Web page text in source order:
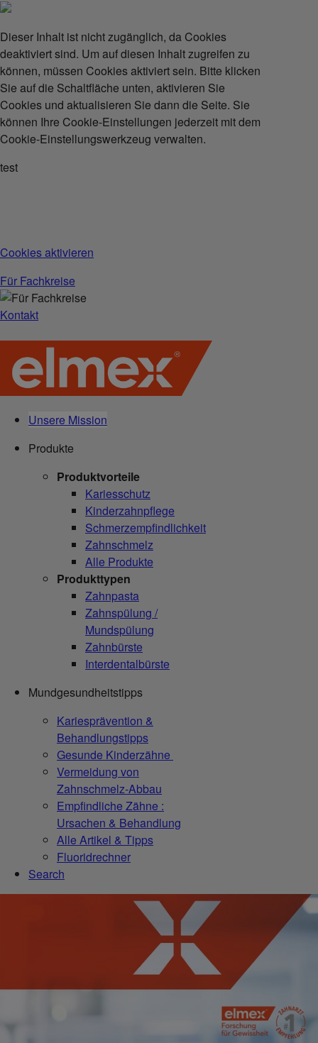
Dieser Inhalt ist nicht zugänglich, da Cookies
deaktiviert sind. Um auf diesen Inhalt zugreifen zu
können, müssen Cookies aktiviert sein. Bitte klicken
Sie auf die Schaltfläche unten, aktivieren Sie
Cookies und aktualisieren Sie dann die Seite. Sie
können Ihre Cookie-Einstellungen jederzeit mit dem
Cookie-Einstellungswerkzeug verwalten.
test
Cookies aktivieren
Für Fachkreise
Kontakt
Unsere Mission
Produkte
Produktvorteile
Kariesschutz
Kinderzahnpflege
Schmerzempfindlichkeit
Zahnschmelz
Alle Produkte
Produkttypen
Zahnpasta
Zahnspülung /
Mundspülung
Zahnbürste
Interdentalbürste
Mundgesundheitstipps
Kariesprävention &
Behandlungstipps
Gesunde Kinderzähne
Vermeidung von
Zahnschmelz-Abbau
Empfindliche Zähne :
Ursachen & Behandlung
Alle Artikel & Tipps
Fluoridrechner
Search